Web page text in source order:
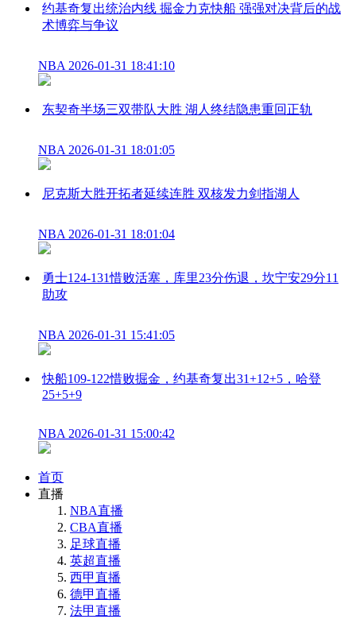
约基奇复出统治内线 掘金力克快船 强强对决背后的战
术博弈与争议
NBA 2026-01-31 18:41:10
东契奇半场三双带队大胜 湖人终结隐患重回正轨
NBA 2026-01-31 18:01:05
尼克斯大胜开拓者延续连胜 双核发力剑指湖人
NBA 2026-01-31 18:01:04
勇士124-131惜败活塞，库里23分伤退，坎宁安29分11
助攻
NBA 2026-01-31 15:41:05
快船109-122惜败掘金，约基奇复出31+12+5，哈登
25+5+9
NBA 2026-01-31 15:00:42
首页
直播
NBA直播
CBA直播
足球直播
英超直播
西甲直播
德甲直播
法甲直播